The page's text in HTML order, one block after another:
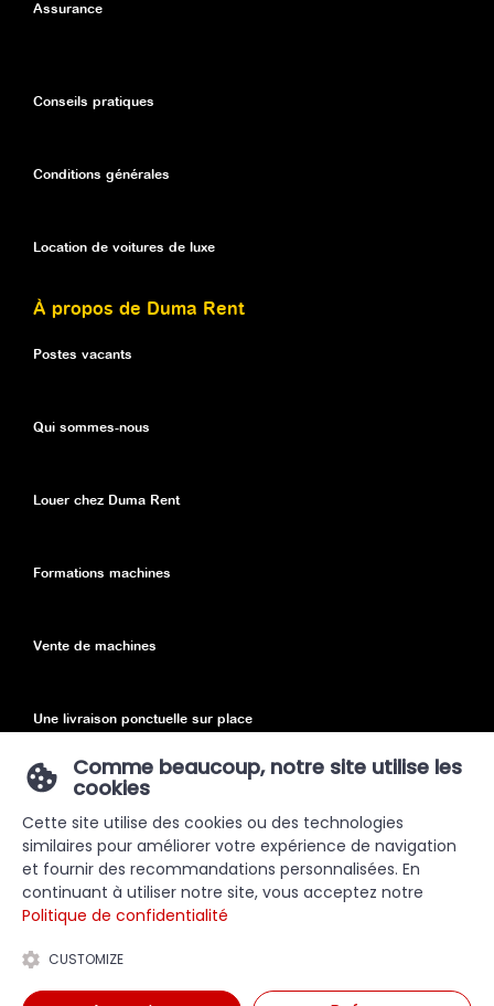
Assurance
Conseils pratiques
Conditions générales
Location de voitures de luxe
À propos de Duma Rent
Postes vacants
Qui sommes-nous
Louer chez Duma Rent
Formations machines
Vente de machines
Une livraison ponctuelle sur place
Sitemap
Pour l'achat de machines, rendez-vous sur
Comme beaucoup, notre site utilise les
cookies
Cette site utilise des cookies ou des technologies
similaires pour améliorer votre expérience de navigation
et fournir des recommandations personnalisées. En
continuant à utiliser notre site, vous acceptez notre
Politique de confidentialité
CUSTOMIZE